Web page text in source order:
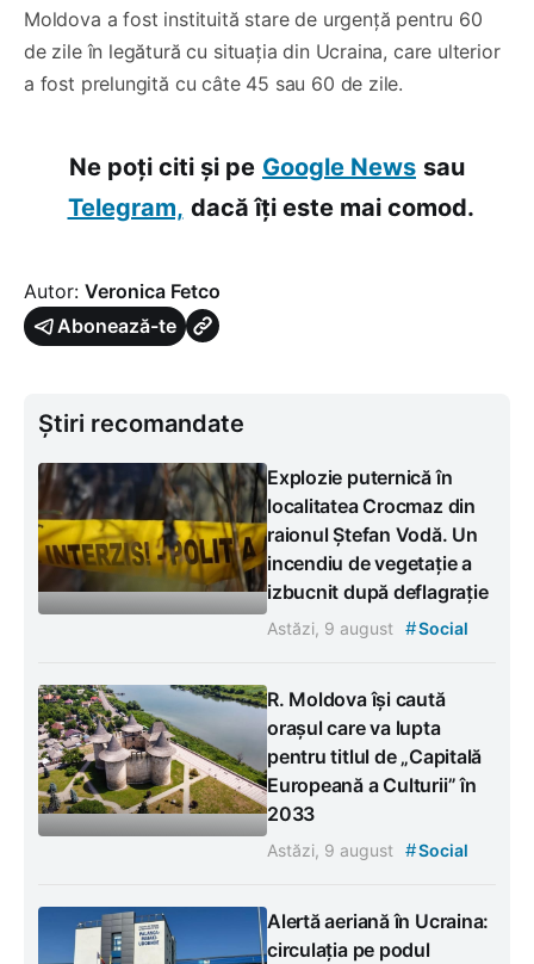
Moldova a fost instituită stare de urgență pentru 60
de zile în legătură cu situația din Ucraina, care ulterior
a fost prelungită cu câte 45 sau 60 de zile.
Ne poți citi și pe Google News sau
Telegram, dacă îți este mai comod.
Autor: Veronica Fetco
Abonează-te
Știri recomandate
Explozie puternică în
localitatea Crocmaz din
raionul Ștefan Vodă. Un
incendiu de vegetație a
izbucnit după deflagrație
Astăzi, 9 august #Social
R. Moldova își caută
orașul care va lupta
pentru titlul de „Capitală
Europeană a Culturii” în
2033
Astăzi, 9 august #Social
Alertă aeriană în Ucraina:
circulația pe podul